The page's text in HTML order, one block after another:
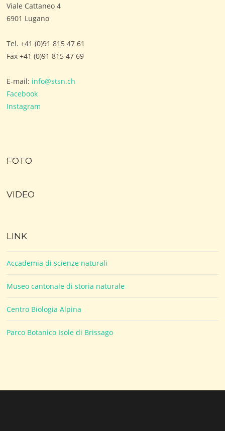
Viale Cattaneo 4
6901 Lugano
Tel. +41 (0)91 815 47 61
Fax +41 (0)91 815 47 69
E-mail: info@stsn.ch
Facebook
Instagram
FOTO
VIDEO
LINK
Accademia di scienze naturali
Museo cantonale di storia naturale
Centro Biologia Alpina
Parco Botanico Isole di Brissago